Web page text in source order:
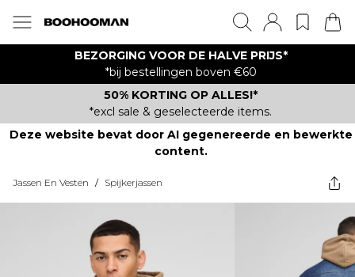
BEZORGING VOOR DE HALVE PRIJS*
*bij bestellingen boven €60
50% KORTING OP ALLES!*
*excl sale & geselecteerde items.
Deze website bevat door AI gegenereerde en bewerkte
content.
Jassen En Vesten / Spijkerjassen